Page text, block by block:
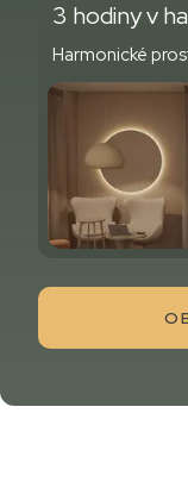
3 hodiny v
Harmonické